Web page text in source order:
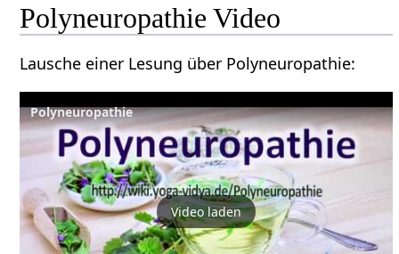
Polyneuropathie Video
Lausche einer Lesung über Polyneuropathie:
Polyneuropathie
Video laden